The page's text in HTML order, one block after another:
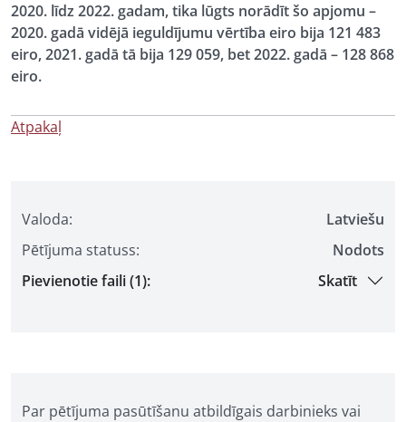
Valoda:
Latviešu
Pētījuma statuss:
Nodots
Pievienotie faili (1):
Skatīt
Par pētījuma pasūtīšanu atbildīgais darbinieks vai
2020. līdz 2022. gadam, tika lūgts norādīt šo apjomu –
2020. gadā vidējā ieguldījumu vērtība eiro bija 121 483
eiro, 2021. gadā tā bija 129 059, bet 2022. gadā – 128 868
eiro.
Atpakaļ